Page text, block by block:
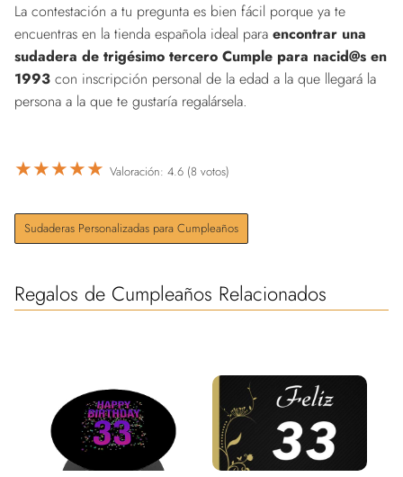
La contestación a tu pregunta es bien fácil porque ya te
encuentras en la tienda española ideal para encontrar una
sudadera de trigésimo tercero Cumple para nacid@s en
1993 con inscripción personal de la edad a la que llegará la
persona a la que te gustaría regalársela.
★★★★★ Valoración: 4.6 (8 votos)
Sudaderas Personalizadas para Cumpleaños
Regalos de Cumpleaños Relacionados